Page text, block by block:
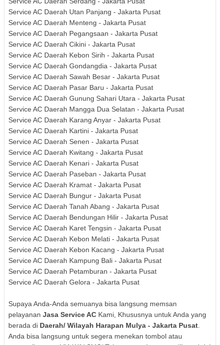
Service AC Daerah Utan Panjang - Jakarta Pusat
Service AC Daerah Menteng - Jakarta Pusat
Service AC Daerah Pegangsaan - Jakarta Pusat
Service AC Daerah Cikini - Jakarta Pusat
Service AC Daerah Kebon Sirih - Jakarta Pusat
Service AC Daerah Gondangdia - Jakarta Pusat
Service AC Daerah Sawah Besar - Jakarta Pusat
Service AC Daerah Pasar Baru - Jakarta Pusat
Service AC Daerah Gunung Sahari Utara - Jakarta Pusat
Service AC Daerah Mangga Dua Selatan - Jakarta Pusat
Service AC Daerah Karang Anyar - Jakarta Pusat
Service AC Daerah Kartini - Jakarta Pusat
Service AC Daerah Senen - Jakarta Pusat
Service AC Daerah Kwitang - Jakarta Pusat
Service AC Daerah Kenari - Jakarta Pusat
Service AC Daerah Paseban - Jakarta Pusat
Service AC Daerah Kramat - Jakarta Pusat
Service AC Daerah Bungur - Jakarta Pusat
Service AC Daerah Tanah Abang - Jakarta Pusat
Service AC Daerah Bendungan Hilir - Jakarta Pusat
Service AC Daerah Karet Tengsin - Jakarta Pusat
Service AC Daerah Kebon Melati - Jakarta Pusat
Service AC Daerah Kebon Kacang - Jakarta Pusat
Service AC Daerah Kampung Bali - Jakarta Pusat
Service AC Daerah Petamburan - Jakarta Pusat
Service AC Daerah Gelora - Jakarta Pusat
Supaya Anda-Anda semuanya bisa langsung memsan
pelayanan Jasa Service AC Kami, Khususnya untuk Anda yang
berada di Daerah/ Wilayah Harapan Mulya - Jakarta Pusat
Anda bisa langsung untuk segera menekan tombol atau